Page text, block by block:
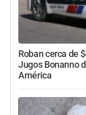
Roban cerca de
Jugos Bonanno
América